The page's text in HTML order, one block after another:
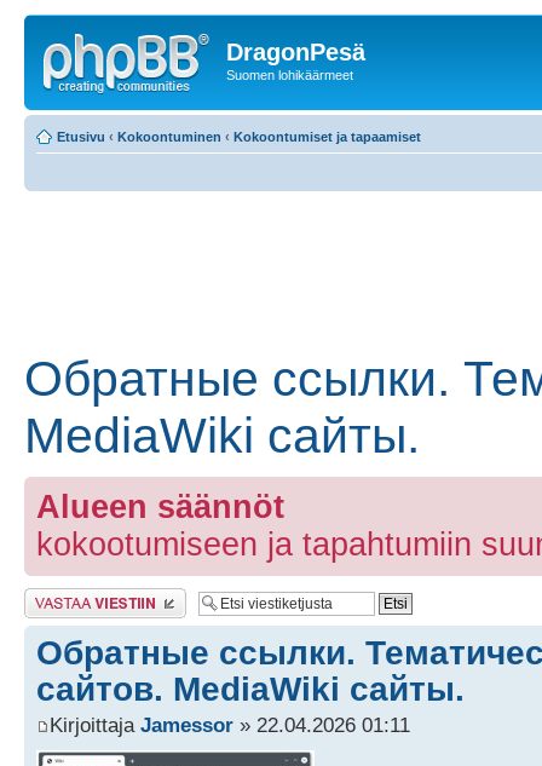
DragonPesä
Suomen lohikäärmeet
Etusivu ‹ Kokoontuminen ‹ Kokoontumiset ja tapaamiset
Обратные ссылки.
MediaWiki сайты.
Alueen säännöt
kokootumiseen ja tapahtumiin
Lähetä vastaus
Обратные ссылки.
сайтов. MediaWiki сайты.
Kirjoittaja Jamessor » 22.04.2026 01:11